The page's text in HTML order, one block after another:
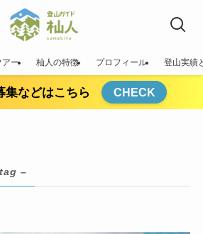
アー 杣人の特徴 プロフィール 登山実績
集などはこちら CHECK
–